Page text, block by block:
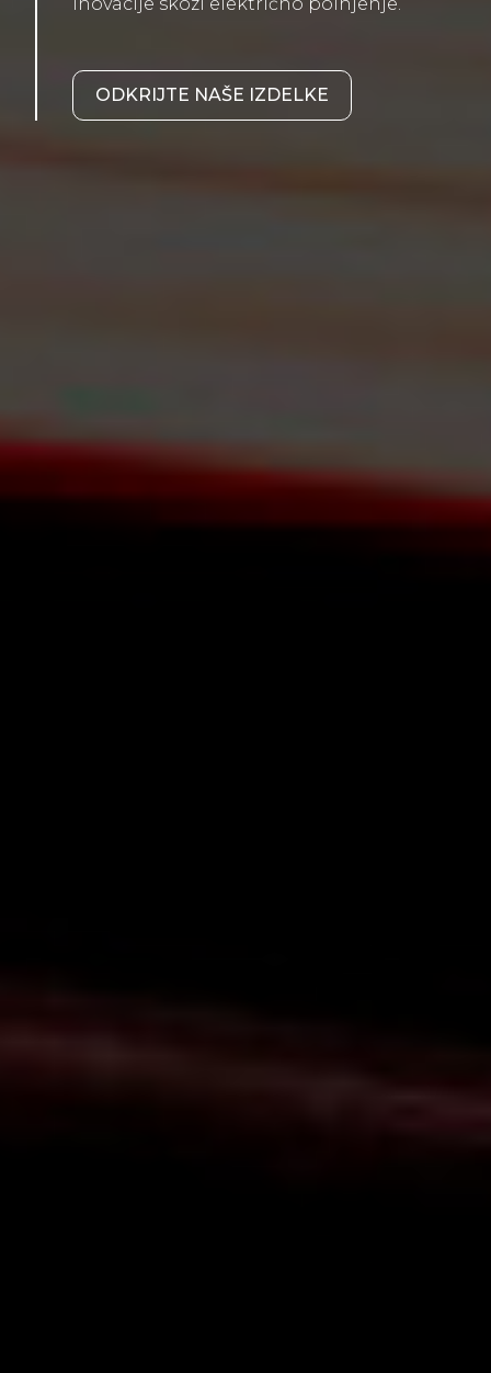
ODKRIJTE NAŠE IZDELKE